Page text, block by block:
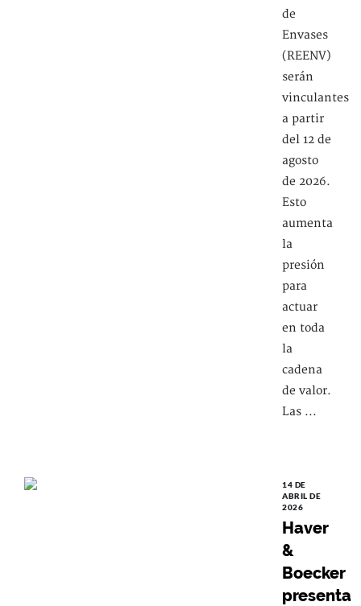
de
Envases
(REENV)
serán
vinculantes
a partir
del 12 de
agosto
de 2026.
Esto
aumenta
la
presión
para
actuar
en toda
la
cadena
de valor.
Las ...
14 DE
ABRIL DE
2026
Haver
&
Boecker
presenta